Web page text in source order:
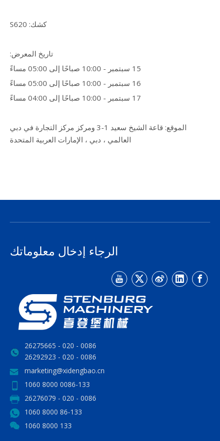
كشك: S620
تاريخ المعرض:
15 سبتمبر - 10:00 صباحًا إلى 05:00 مساءً
16 سبتمبر - 10:00 صباحًا إلى 05:00 مساءً
17 سبتمبر - 10:00 صباحًا إلى 04:00 مساءً
الموقع: قاعة الشيخ سعيد 1-3 ومركز مركز التجارة في دبي
العالمي ، دبي ، الإمارات العربية المتحدة
الرجاء إدخال معلوماتك
0086 - 020 - 26275665
0086 - 020 - 26292923
marketing@xidengbao.cn
0086-133 8000 1060
0086 - 020 - 26276079
86-133 8000 1060
133 8000 1060